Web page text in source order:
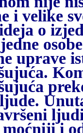
i velike
o
uprave
i